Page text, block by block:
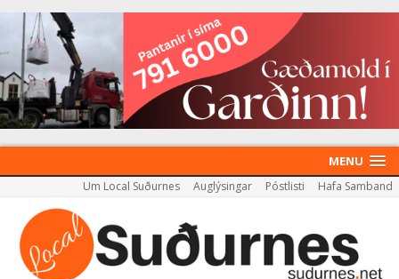
MENU
Um Local Suðurnes Auglýsingar Póstlisti Hafa Samband